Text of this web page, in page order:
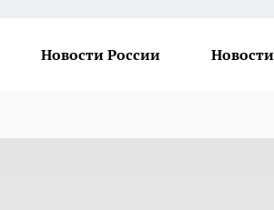
Новости России Новости